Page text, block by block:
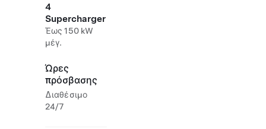
4
Supercharger
Έως 150 kW
μέγ.
Ώρες
πρόσβασης
Διαθέσιμο
24/7